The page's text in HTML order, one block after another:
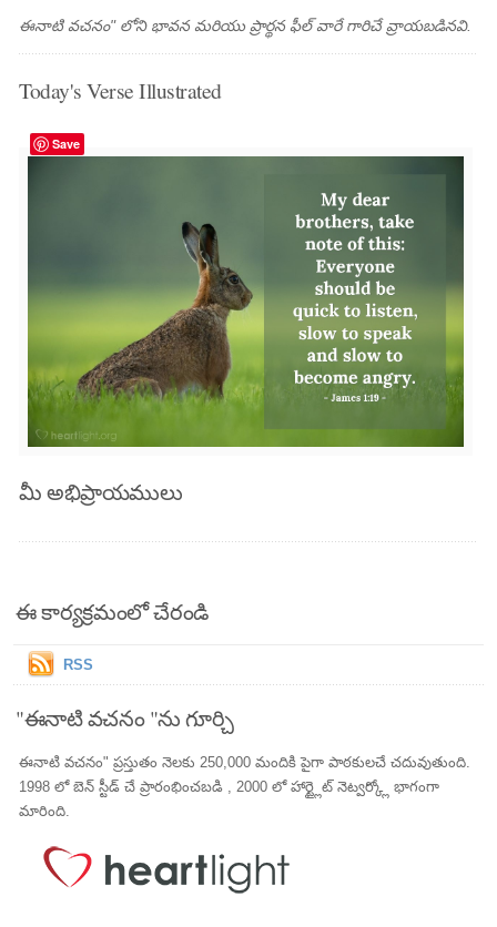
ఈనాటి వచనం" లోని భావన మరియు ప్రార్థన ఫీల్ వారే గారిచే వ్రాయబడినవి.
Today's Verse Illustrated
Save
మీ అభిప్రాయములు
ఈ కార్యక్రమంలో చేరండి
RSS
"ఈనాటి వచనం "ను గూర్చి
ఈనాటి వచనం" ప్రస్తుతం నెలకు 250,000 మందికి పైగా పాఠకులచే చదువుతుంది.
1998 లో బెన్ స్టీడ్ చే ప్రారంభించబడి , 2000 లో హార్ట్లైట్ నెట్వర్క్లో భాగంగా
మారింది.